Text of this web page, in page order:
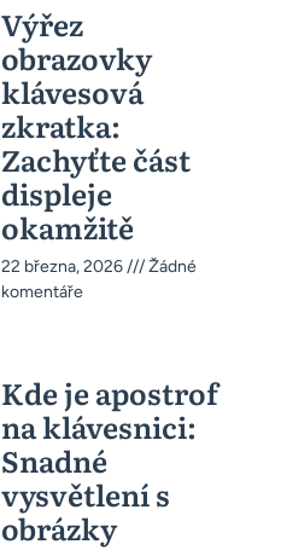
Výřez
obrazovky
klávesová
zkratka:
Zachyťte část
displeje
okamžitě
22 března, 2026
Žádné
komentáře
Kde je apostrof
na klávesnici:
Snadné
vysvětlení s
obrázky